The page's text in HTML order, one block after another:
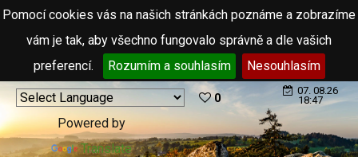
Pomocí cookies vás na našich stránkách poznáme a zobrazíme
vám je tak, aby všechno fungovalo správně a dle vašich
preferencí.
Rozumím a souhlasím Nesouhlasím
Powered by
Translate
0
07. 08.26
18:47